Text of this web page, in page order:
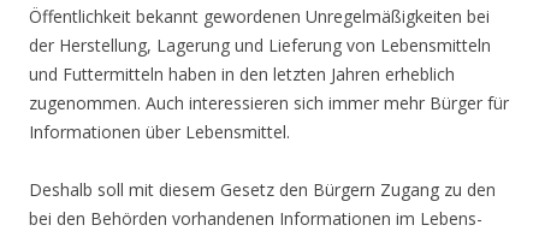
Öffentlichkeit bekannt gewordenen Unregelmäßigkeiten bei
der Herstellung, Lagerung und Lieferung von Lebensmitteln
und Futtermitteln haben in den letzten Jahren erheblich
zugenommen. Auch interessieren sich immer mehr Bürger für
Informationen über Lebensmittel.
Deshalb soll mit diesem Gesetz den Bürgern Zugang zu den
bei den Behörden vorhandenen Informationen im Lebens-